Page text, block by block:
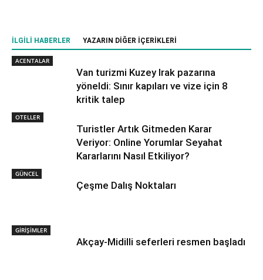
İLGILI HABERLER YAZARIN DIĞER İÇERIKLERI
ACENTALAR
Van turizmi Kuzey Irak pazarına
yöneldi: Sınır kapıları ve vize için 8
kritik talep
OTELLER
Turistler Artık Gitmeden Karar
Veriyor: Online Yorumlar Seyahat
Kararlarını Nasıl Etkiliyor?
GÜNCEL
Çeşme Dalış Noktaları
GİRİŞİMLER
Akçay-Midilli seferleri resmen başladı